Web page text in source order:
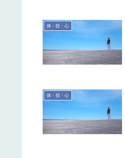
体・技・心
体・技・心